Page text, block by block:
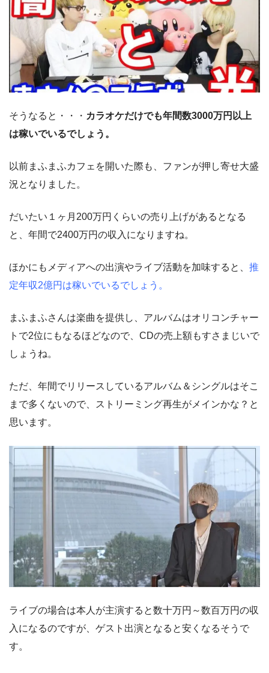
そうなると・・・ カラオケだけでも年間数3000万円以上
は稼いでいるでしょう。
以前まふまふカフェを開いた際も、ファンが押し寄せ大盛
況となりました。
だいたい１ヶ月200万円くらいの売り上げがあるとなる
と、年間で2400万円の収入になりますね。
ほかにもメディアへの出演やライブ活動を加味すると、 推
定年収2億円は稼いでいるでしょう。
まふまふさんは楽曲を提供し、アルバムはオリコンチャー
トで2位にもなるほどなので、CDの売上額もすさまじいで
しょうね。
ただ、年間でリリースしているアルバム＆シングルはそこ
まで多くないので、ストリーミング再生がメインかな？と
思います。
ライブの場合は本人が主演すると数十万円～数百万円の収
入になるのですが、ゲスト出演となると安くなるそうで
す。